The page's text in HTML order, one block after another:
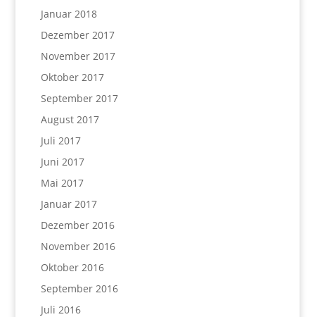
Januar 2018
Dezember 2017
November 2017
Oktober 2017
September 2017
August 2017
Juli 2017
Juni 2017
Mai 2017
Januar 2017
Dezember 2016
November 2016
Oktober 2016
September 2016
Juli 2016